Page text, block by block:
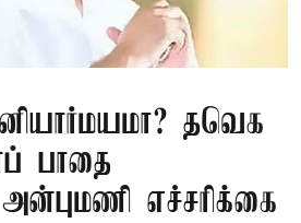
தவெக
பாதை
எச்சரிக்கை